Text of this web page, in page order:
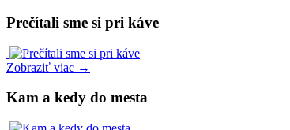
Prečítali sme si pri káve
Zobraziť viac →
Kam a kedy do mesta